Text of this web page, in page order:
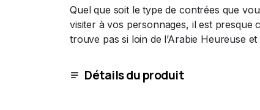
Quel que soit le type de contrées que
visiter à vos personnages, il est presque
trouve pas si loin de l’Arabie Heureuse et
Détails du produit